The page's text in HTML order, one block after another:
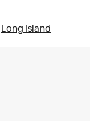
Long Island